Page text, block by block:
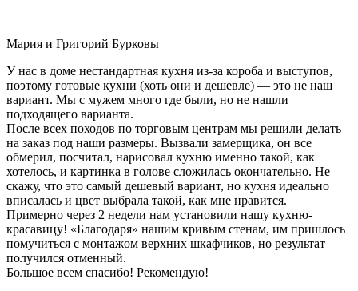
Мария и Григорий Бурковы
У нас в доме нестандартная кухня из-за короба и выступов,
поэтому готовые кухни (хоть они и дешевле) — это не наш
вариант. Мы с мужем много где были, но не нашли
подходящего варианта.
После всех походов по торговым центрам мы решили делать
на заказ под наши размеры. Вызвали замерщика, он все
обмерил, посчитал, нарисовал кухню именно такой, как
хотелось, и картинка в голове сложилась окончательно. Не
скажу, что это самый дешевый вариант, но кухня идеально
вписалась и цвет выбрала такой, как мне нравится.
Примерно через 2 недели нам установили нашу кухню-
красавицу! «Благодаря» нашим кривым стенам, им пришлось
помучиться с монтажом верхних шкафчиков, но результат
получился отменный.
Большое всем спасибо! Рекомендую!